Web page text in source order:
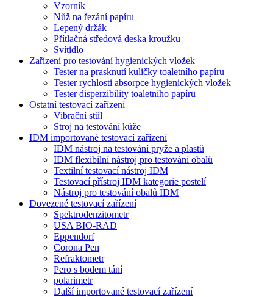
Vzorník
Nůž na řezání papíru
Lepený držák
Přítlačná středová deska kroužku
Svítidlo
Zařízení pro testování hygienických vložek
Tester na prasknutí kuličky toaletního papíru
Tester rychlosti absorpce hygienických vložek
Tester disperzibility toaletního papíru
Ostatní testovací zařízení
Vibrační stůl
Stroj na testování kůže
IDM importované testovací zařízení
IDM nástroj na testování pryže a plastů
IDM flexibilní nástroj pro testování obalů
Textilní testovací nástroj IDM
Testovací přístroj IDM kategorie postelí
Nástroj pro testování obalů IDM
Dovezené testovací zařízení
Spektrodenzitometr
USA BIO-RAD
Eppendorf
Corona Pen
Refraktometr
Pero s bodem tání
polarimetr
Další importované testovací zařízení